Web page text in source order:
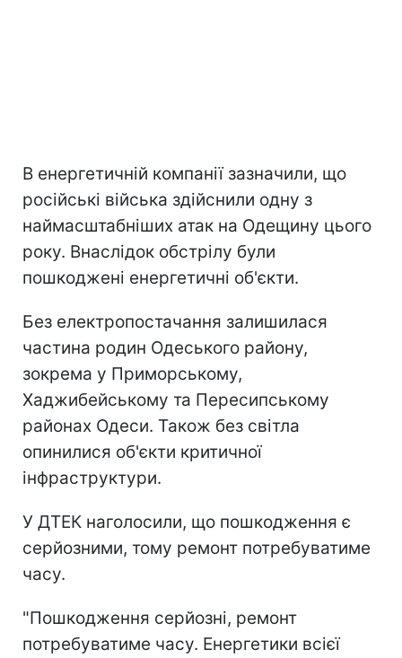
В енергетичній компанії зазначили, що
російські війська здійснили одну з
наймасштабніших атак на Одещину цього
року. Внаслідок обстрілу були
пошкоджені енергетичні об'єкти.
Без електропостачання залишилася
частина родин Одеського району,
зокрема у Приморському,
Хаджибейському та Пересипському
районах Одеси. Також без світла
опинилися об'єкти критичної
інфраструктури.
У ДТЕК наголосили, що пошкодження є
серйозними, тому ремонт потребуватиме
часу.
"Пошкодження серйозні, ремонт
потребуватиме часу. Енергетики всієї